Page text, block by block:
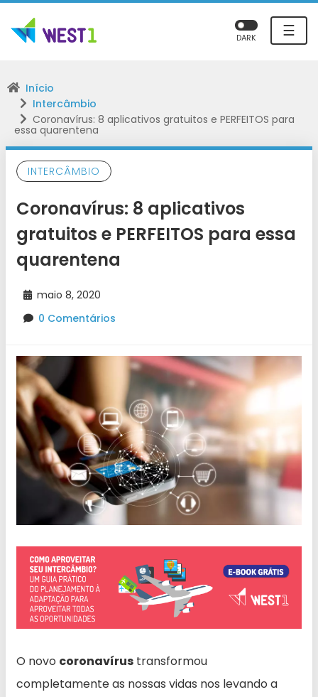
☰
DARK
Início
Intercâmbio
Coronavírus: 8 aplicativos gratuitos e PERFEITOS para
essa quarentena
INTERCÂMBIO
Coronavírus: 8 aplicativos
gratuitos e PERFEITOS para essa
quarentena
maio 8, 2020
0 Comentários
O novo coronavírus transformou
completamente as nossas vidas nos levando a